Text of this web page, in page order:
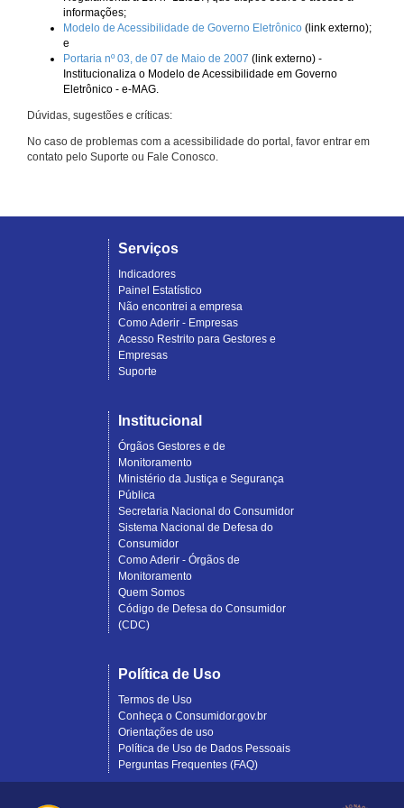
informações;
Modelo de Acessibilidade de Governo Eletrônico (link externo);
e
Portaria nº 03, de 07 de Maio de 2007 (link externo) -
Institucionaliza o Modelo de Acessibilidade em Governo
Eletrônico - e-MAG.
Dúvidas, sugestões e críticas:
No caso de problemas com a acessibilidade do portal, favor entrar em
contato pelo Suporte ou Fale Conosco.
Serviços
Indicadores
Painel Estatístico
Não encontrei a empresa
Como Aderir - Empresas
Acesso Restrito para Gestores e
Empresas
Suporte
Institucional
Órgãos Gestores e de
Monitoramento
Ministério da Justiça e Segurança
Pública
Secretaria Nacional do Consumidor
Sistema Nacional de Defesa do
Consumidor
Como Aderir - Órgãos de
Monitoramento
Quem Somos
Código de Defesa do Consumidor
(CDC)
Política de Uso
Termos de Uso
Conheça o Consumidor.gov.br
Orientações de uso
Política de Uso de Dados Pessoais
Perguntas Frequentes (FAQ)